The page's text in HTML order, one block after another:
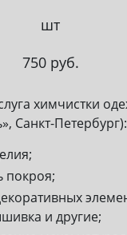
шт
750 руб.
химчистки
Санкт-Петербург):
покроя;
и другие;